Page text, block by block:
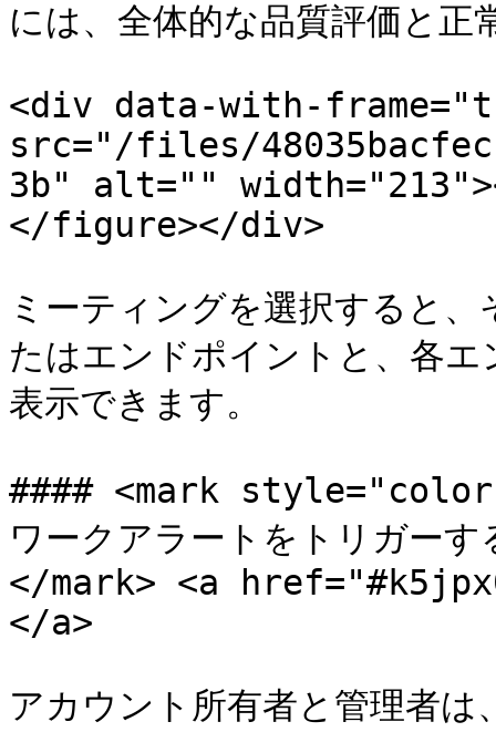
には、全体的な品質評価と正
<div data-with-
src="/files/
3b" alt=""
</figure></div>
ミーティングを選択すると
たはエンドポイントと、各
表示できます。
#### <mark style="color:
ワークアラートをトリガー
</mark> <a
</a>
アカウント所有者と管理者